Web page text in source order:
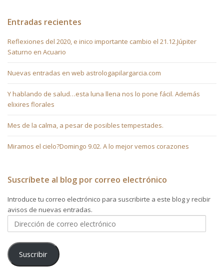
Entradas recientes
Reflexiones del 2020, e inico importante cambio el 21.12.Júpiter
Saturno en Acuario
Nuevas entradas en web astrologapilargarcia.com
Y hablando de salud…esta luna llena nos lo pone fácil. Además
elixires florales
Mes de la calma, a pesar de posibles tempestades.
Miramos el cielo?Domingo 9.02. A lo mejor vemos corazones
Suscríbete al blog por correo electrónico
Introduce tu correo electrónico para suscribirte a este blog y recibir
avisos de nuevas entradas.
Dirección
de
correo
electrónico
Suscribir